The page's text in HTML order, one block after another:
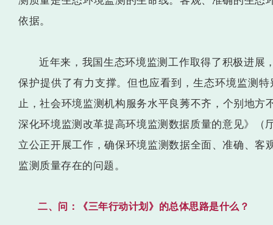
依据。
近年来，我国生态环境监测工作取得了积极进展
保护提供了有力支撑。但也应看到，生态环境监测
止，社会环境监测机构服务水平良莠不齐，个别地
深化环境监测改革提高环境监测数据质量的意见》
立公正开展工作，确保环境监测数据全面、准确、
监测质量存在的问题。
二、问：《三年行动计划》的总体思路是什么？